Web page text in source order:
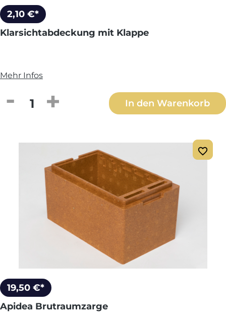
2,10 €*
Klarsichtabdeckung mit Klappe
Mehr Infos
Produkt Anzahl: Gib den gewünschten
In den Warenkorb
19,50 €*
Apidea Brutraumzarge